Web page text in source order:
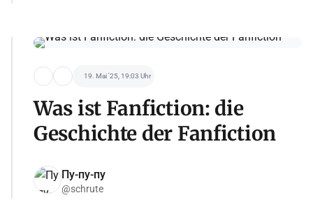
19. Mai '25, 19:03 Uhr
Was ist Fanfiction: die
Geschichte der Fanfiction
Пу-пу-пу
@schrute